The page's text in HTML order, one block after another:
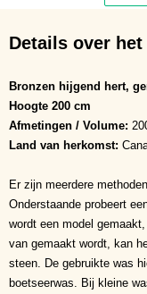
Details over
Bronzen hijgend hert,
Hoogte 200 cm
Afmetingen / Volume:
Land van herkomst:
Er zijn meerdere
Onderstaande probeert
wordt een model
van gemaakt wordt, kan
steen. De gebruikte was
boetseerwas. Bij kleine